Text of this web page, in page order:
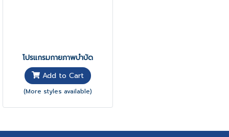
โปรแกรมกายภาพบำบัด
Add to Cart
(More styles available)